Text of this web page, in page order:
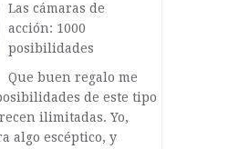
Las cámaras de
acción: 1000
posibilidades
Que buen regalo me
de este tipo
ilimitadas. Yo,
algo escéptico, y